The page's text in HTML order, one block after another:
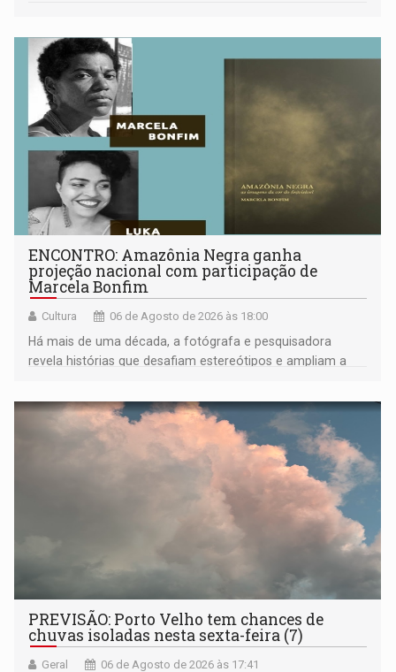
ENCONTRO: Amazônia Negra ganha
projeção nacional com participação de
Marcela Bonfim
Cultura 06 de Agosto de 2026 às 18:00
Há mais de uma década, a fotógrafa e pesquisadora
revela histórias que desafiam estereótipos e ampliam a
negras
PREVISÃO: Porto Velho tem chances de
chuvas isoladas nesta sexta-feira (7)
Geral 06 de Agosto de 2026 às 17:41